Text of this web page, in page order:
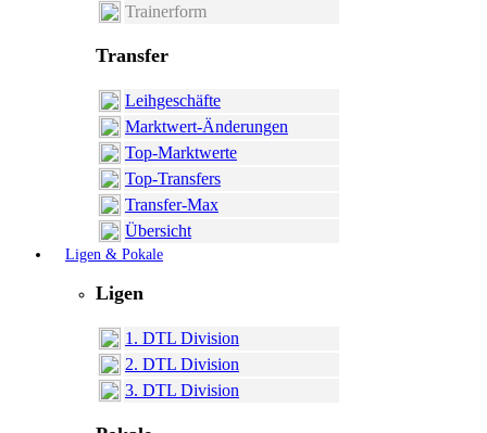
Trainerform
Transfer
Leihgeschäfte
Marktwert-Änderungen
Top-Marktwerte
Top-Transfers
Transfer-Max
Übersicht
Ligen & Pokale
Ligen
1. DTL Division
2. DTL Division
3. DTL Division